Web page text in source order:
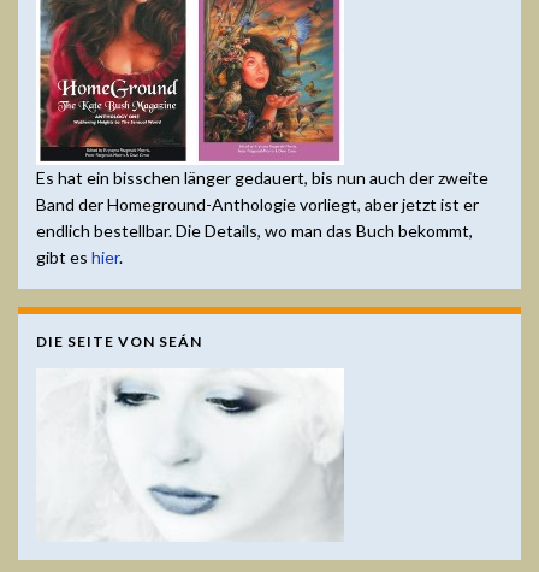
Es hat ein bisschen länger gedauert, bis nun auch der zweite
Band der Homeground-Anthologie vorliegt, aber jetzt ist er
endlich bestellbar. Die Details, wo man das Buch bekommt,
gibt es hier.
DIE SEITE VON SEÁN